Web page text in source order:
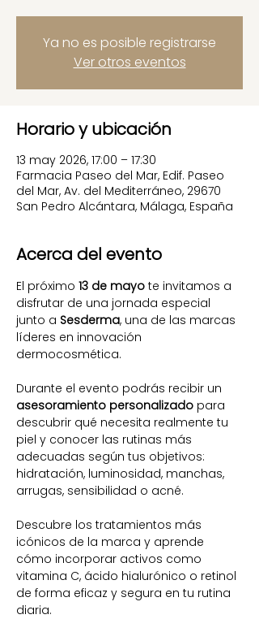
Ya no es posible registrarse
Ver otros eventos
Horario y ubicación
13 may 2026, 17:00 – 17:30
Farmacia Paseo del Mar, Edif. Paseo
del Mar, Av. del Mediterráneo, 29670
San Pedro Alcántara, Málaga, España
Acerca del evento
El próximo 13 de mayo te invitamos a
disfrutar de una jornada especial
junto a Sesderma, una de las marcas
líderes en innovación
dermocosmética.
Durante el evento podrás recibir un
asesoramiento personalizado para
descubrir qué necesita realmente tu
piel y conocer las rutinas más
adecuadas según tus objetivos:
hidratación, luminosidad, manchas,
arrugas, sensibilidad o acné.
Descubre los tratamientos más
icónicos de la marca y aprende
cómo incorporar activos como
vitamina C, ácido hialurónico o retinol
de forma eficaz y segura en tu rutina
diaria.